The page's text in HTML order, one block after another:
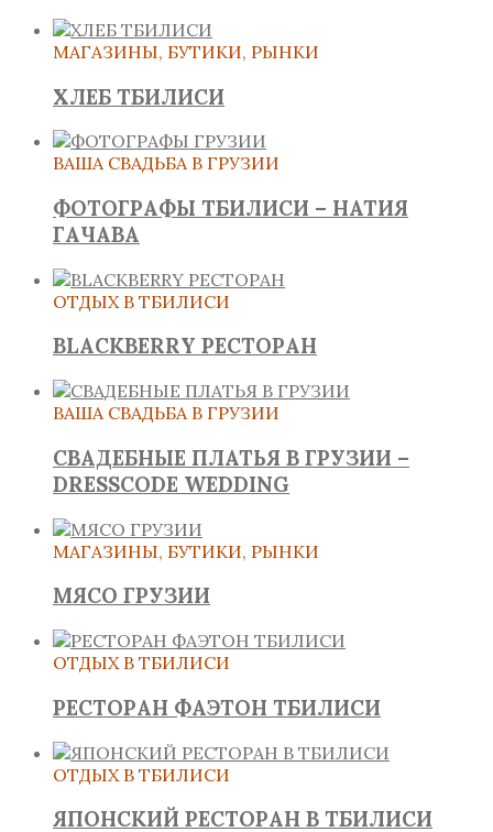
МАГАЗИНЫ, БУТИКИ, РЫНКИ
ХЛЕБ ТБИЛИСИ
ВАША СВАДЬБА В ГРУЗИИ
ФОТОГРАФЫ ТБИЛИСИ – НАТИЯ
ГАЧАВА
ОТДЫХ В ТБИЛИСИ
BLACKBERRY РЕСТОРАН
ВАША СВАДЬБА В ГРУЗИИ
СВАДЕБНЫЕ ПЛАТЬЯ В ГРУЗИИ –
DRESSCODE WEDDING
МАГАЗИНЫ, БУТИКИ, РЫНКИ
МЯСО ГРУЗИИ
ОТДЫХ В ТБИЛИСИ
РЕСТОРАН ФАЭТОН ТБИЛИСИ
ОТДЫХ В ТБИЛИСИ
ЯПОНСКИЙ РЕСТОРАН В ТБИЛИСИ